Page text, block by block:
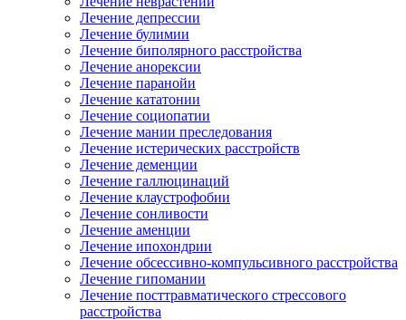
Лечение депрессии
Лечение булимии
Лечение биполярного расстройства
Лечение анорексии
Лечение паранойи
Лечение кататонии
Лечение социопатии
Лечение мании преследования
Лечение истерических расстройств
Лечение деменции
Лечение галлюцинаций
Лечение клаустрофобии
Лечение сонливости
Лечение аменции
Лечение ипохондрии
Лечение обсессивно-компульсивного расстройства
Лечение гипомании
Лечение посттравматического стрессового
расстройства